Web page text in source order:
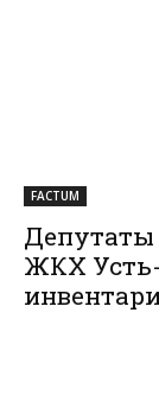
FACTUM
Депутаты
ЖКХ Усть-